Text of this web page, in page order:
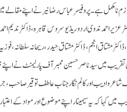
نامکمل ہے۔ پروفیسر عباس رضا نیر نے اپنے مقالے
احمد ندوی اردو ریڈیو سروس قاہرہ، ڈاکٹر ندیم
ڈاکٹر مشتاق انجم، ڈاکٹر مشتاق حیدر ، ریحانہ سلطانہ،
میں سید ناصر حسین ممبر آف پارلیمنٹ نے اپنے
و ادیب اور کالم نگار جناب عاطف توقیر صاحب،
میں کہا کہ یہ سیمینار اپنے موضوع اور مواد کے